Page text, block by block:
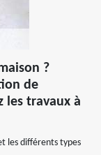
?
de
les travaux à
les différents types